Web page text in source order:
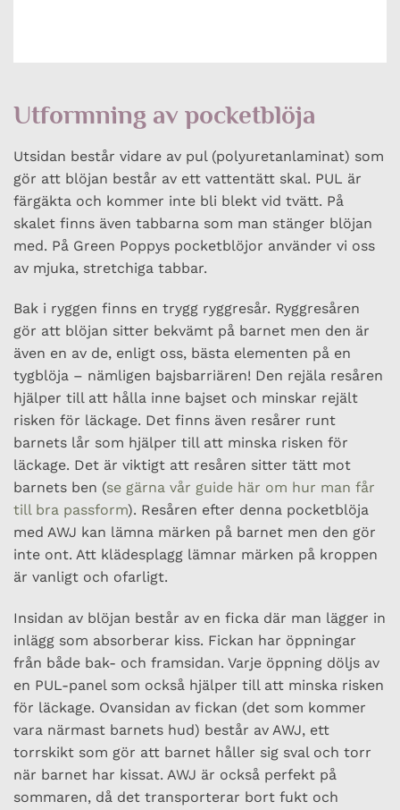
Utformning av pocketblöja
Utsidan består vidare av pul (polyuretanlaminat) som
gör att blöjan består av ett vattentätt skal. PUL är
färgäkta och kommer inte bli blekt vid tvätt. På
skalet finns även tabbarna som man stänger blöjan
med. På Green Poppys pocketblöjor använder vi oss
av mjuka, stretchiga tabbar.
Bak i ryggen finns en trygg ryggresår. Ryggresåren
gör att blöjan sitter bekvämt på barnet men den är
även en av de, enligt oss, bästa elementen på en
tygblöja – nämligen bajsbarriären! Den rejäla resåren
hjälper till att hålla inne bajset och minskar rejält
risken för läckage. Det finns även resårer runt
barnets lår som hjälper till att minska risken för
läckage. Det är viktigt att resåren sitter tätt mot
barnets ben (se gärna vår guide här om hur man får
till bra passform). Resåren efter denna pocketblöja
med AWJ kan lämna märken på barnet men den gör
inte ont. Att klädesplagg lämnar märken på kroppen
är vanligt och ofarligt.
Insidan av blöjan består av en ficka där man lägger in
inlägg som absorberar kiss. Fickan har öppningar
från både bak- och framsidan. Varje öppning döljs av
en PUL-panel som också hjälper till att minska risken
för läckage. Ovansidan av fickan (det som kommer
vara närmast barnets hud) består av AWJ, ett
torrskikt som gör att barnet håller sig sval och torr
när barnet har kissat. AWJ är också perfekt på
sommaren, då det transporterar bort fukt och